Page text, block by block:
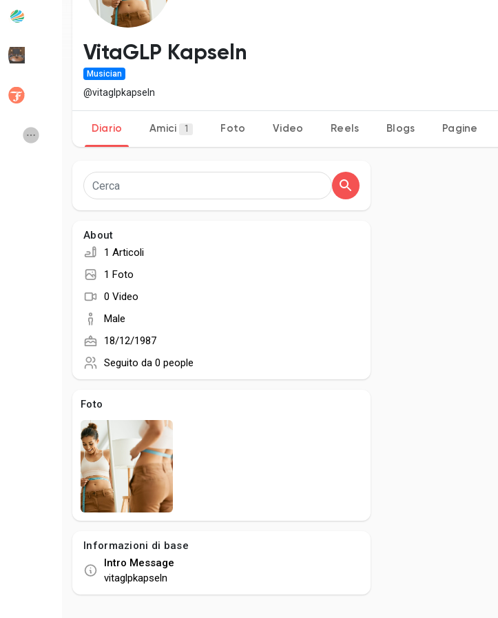
Popular Posts Discover Posts
Developers
Creator Commerce Launch Startup
Global News
VitaGLP Kapseln
Musician
@vitaglpkapseln
Diario Amici 1 Foto Video Reels Blogs Pagine
About
1 Articoli
1 Foto
0 Video
Male
18/12/1987
Seguito da 0 people
Foto
Informazioni di base
Intro Message
vitaglpkapseln